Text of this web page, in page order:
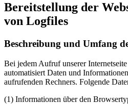
Bereitstellung der
von Logfiles
Beschreibung und Umfang
Bei jedem Aufruf unserer
automatisiert Daten und
aufrufenden Rechners. Folgende
(1) Informationen über den